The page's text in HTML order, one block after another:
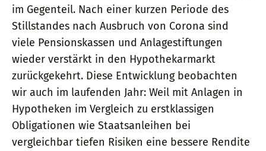
im Gegenteil. Nach einer kurzen Periode des
Stillstandes nach Ausbruch von Corona sind
viele Pensionskassen und Anlagestiftungen
wieder verstärkt in den Hypothekarmarkt
zurückgekehrt. Diese Entwicklung beobachten
wir auch im laufenden Jahr: Weil mit Anlagen in
Hypotheken im Vergleich zu erstklassigen
Obligationen wie Staatsanleihen bei
vergleichbar tiefen Risiken eine bessere Rendite